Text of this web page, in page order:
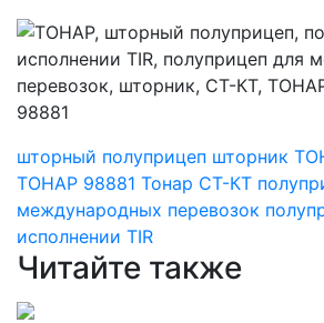
шторный полуприцеп шторник
ТОНАР 98881 Тонар СТ-КТ
международных перевозок
исполнении TIR
Читайте также